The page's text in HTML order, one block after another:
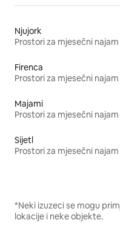
Njujork
Prostori za mjesečni najam
Firenca
Prostori za mjesečni najam
Majami
Prostori za mjesečni najam
Sijetl
Prostori za mjesečni najam
*Neki izuzeci se mogu
lokacije i neke objekte.